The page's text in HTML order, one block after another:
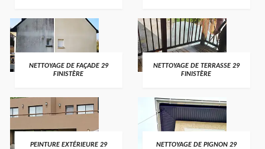
NETTOYAGE DE FAÇADE 29
FINISTÈRE
NETTOYAGE DE TERRASSE 29
FINISTÈRE
PEINTURE EXTÉRIEURE 29
NETTOYAGE DE PIGNON 29